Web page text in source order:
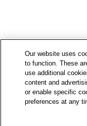
Our website uses
to function. These
use additional
content and
or enable specific
preferences at any